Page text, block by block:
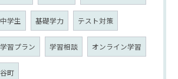
中学生 基礎学力 テスト対策
学習プラン 学習相談 オンライン学習
谷町